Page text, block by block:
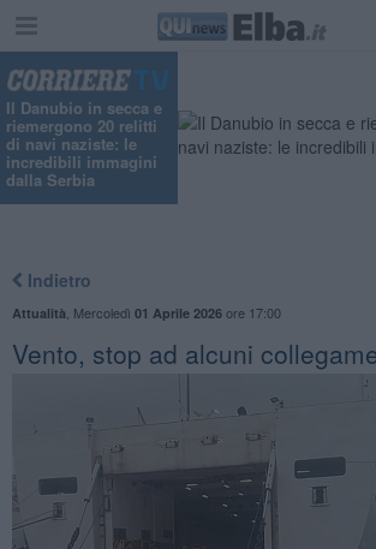
Il Danubio in secca e
riemergono 20 relitti
di navi naziste: le
incredibili immagini
dalla Serbia
Indietro
Attualità Mercoledì 01 Aprile 2026ore 17:00
Vento, stop ad alcuni